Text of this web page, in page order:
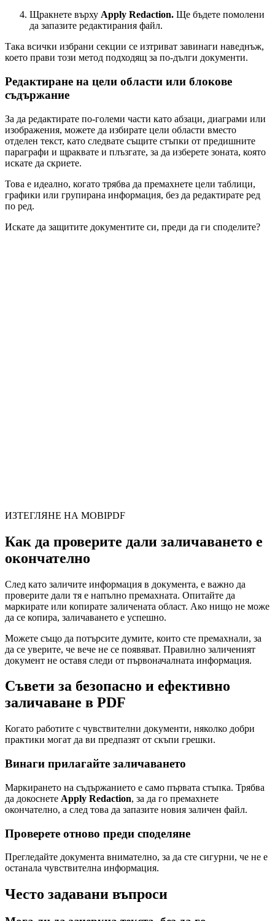
Щракнете върху Apply Redaction. Ще бъдете помолени
да запазите редактирания файл.
Така всички избрани секции се изтриват завинаги наведнъж,
което прави този метод подходящ за по-дълги документи.
Редактиране на цели области или блокове
съдържание
За да редактирате по-големи части като абзаци, диаграми или
изображения, можете да избирате цели области вместо
отделен текст, като следвате същите стъпки от предишните
параграфи и щраквате и плъзгате, за да изберете зоната, която
искате да скриете.
Това е идеално, когато трябва да премахнете цели таблици,
графики или групирана информация, без да редактирате ред
по ред.
Искате да защитите документите си, преди да ги споделите?
ИЗТЕГЛЯНЕ НА MOBIPDF
Как да проверите дали заличаването е
окончателно
След като заличите информация в документа, е важно да
проверите дали тя е напълно премахната. Опитайте да
маркирате или копирате заличената област. Ако нищо не може
да се копира, заличаването е успешно.
Можете също да потърсите думите, които сте премахнали, за
да се уверите, че вече не се появяват. Правилно заличеният
документ не оставя следи от първоначалната информация.
Съвети за безопасно и ефективно
заличаване в PDF
Когато работите с чувствителни документи, няколко добри
практики могат да ви предпазят от скъпи грешки.
Винаги прилагайте заличаването
Маркирането на съдържанието е само първата стъпка. Трябва
да докоснете Apply Redaction, за да го премахнете
окончателно, а след това да запазите новия заличен файл.
Проверете отново преди споделяне
Прегледайте документа внимателно, за да сте сигурни, че не е
останала чувствителна информация.
Често задавани въпроси